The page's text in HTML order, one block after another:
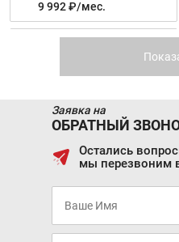
9 992 ₽/мес.
LIFAN X50
409 720 ₽
В кредит от:
5 590 ₽/мес.
Заявка на
ОБРАТНЫЙ
Остались
мы перезвоним